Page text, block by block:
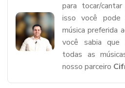
para tocar/
isso você pode
música preferida
você sabia que
todas as
nosso parceiro